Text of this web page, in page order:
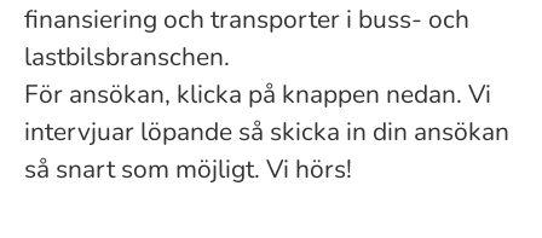
finansiering och transporter i buss- och
lastbilsbranschen.
För ansökan, klicka på knappen nedan. Vi
intervjuar löpande så skicka in din ansökan
så snart som möjligt. Vi hörs!